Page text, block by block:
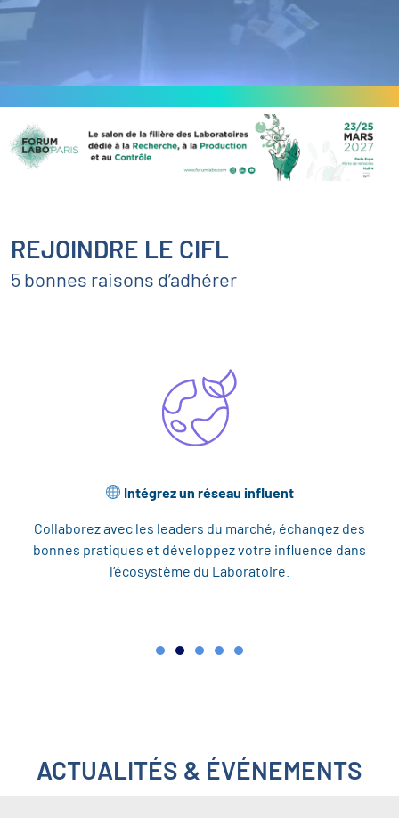
REJOINDRE LE CIFL
5 bonnes raisons d’adhérer
Intégrez un réseau influent
Collaborez avec les leaders du marché, échangez des
bonnes pratiques et développez votre influence dans
l’écosystème du Laboratoire.
ACTUALITÉS & ÉVÉNEMENTS